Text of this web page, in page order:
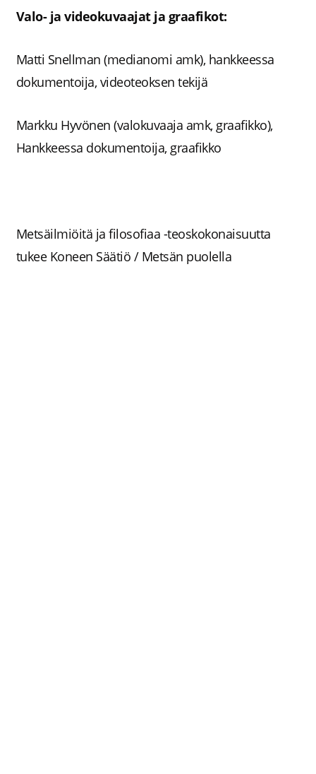
Valo- ja videokuvaajat ja graafikot:
Matti Snellman (medianomi amk), hankkeessa
dokumentoija, videoteoksen tekijä
Markku Hyvönen (valokuvaaja amk, graafikko),
Hankkeessa dokumentoija, graafikko
Metsäilmiöitä ja filosofiaa -teoskokonaisuutta
tukee Koneen Säätiö / Metsän puolella